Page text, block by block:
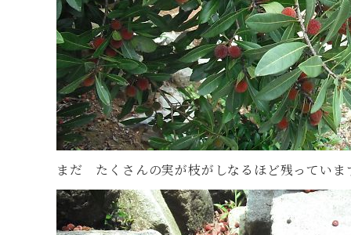
まだ たくさんの実が枝がしなるほど残っていま